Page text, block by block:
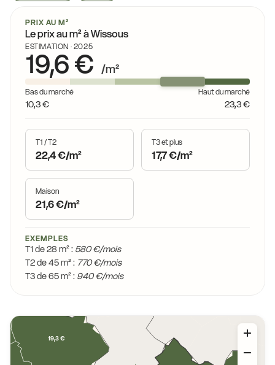
PRIX AU M²
Le prix au m² à Wissous
ESTIMATION · 2025
19,6 € /m²
Bas du marché
10,3 €
Haut du marché
23,3 €
T1 / T2
22,4 €/m²
T3 et plus
17,7 €/m²
Maison
21,6 €/m²
EXEMPLES
T1 de 28 m² : 580 €/mois
T2 de 45 m² : 770 €/mois
T3 de 65 m² : 940 €/mois
19,3 €